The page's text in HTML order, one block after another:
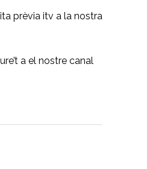
prèvia itv a la nostra
a el nostre canal